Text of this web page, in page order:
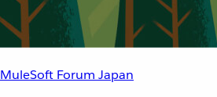
MuleSoft Forum Japan